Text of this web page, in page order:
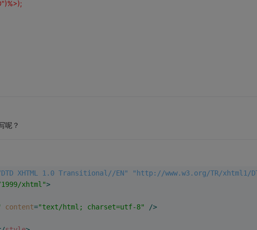
呢？
DTD XHTML 1.0 Transitional//EN" "http://www.w3.org/TR/
xhtml">
content="text/html; charset=utf-8" />